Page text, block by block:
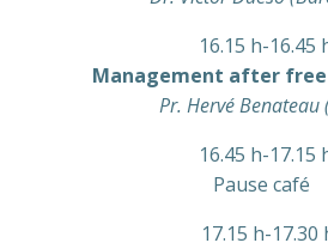
16.15 h-16.45
Management after
Pr. Hervé Benateau
16.45 h-17.15
Pause café
17.15 h-17.30